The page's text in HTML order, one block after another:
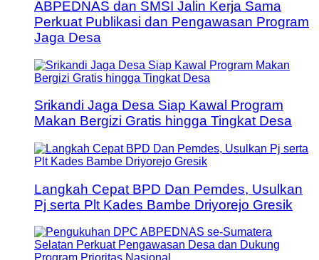
ABPEDNAS dan SMSI Jalin Kerja Sama
Perkuat Publikasi dan Pengawasan Program
Jaga Desa
Srikandi Jaga Desa Siap Kawal Program
Makan Bergizi Gratis hingga Tingkat Desa
Langkah Cepat BPD Dan Pemdes, Usulkan
Pj serta Plt Kades Bambe Driyorejo Gresik